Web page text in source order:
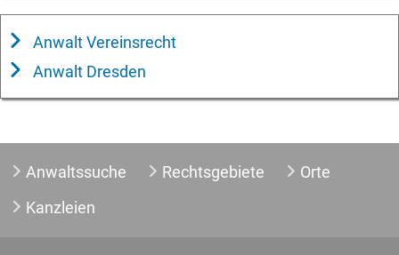
Anwalt Vereinsrecht
Anwalt Dresden
Anwaltssuche Rechtsgebiete
Orte
Kanzleien